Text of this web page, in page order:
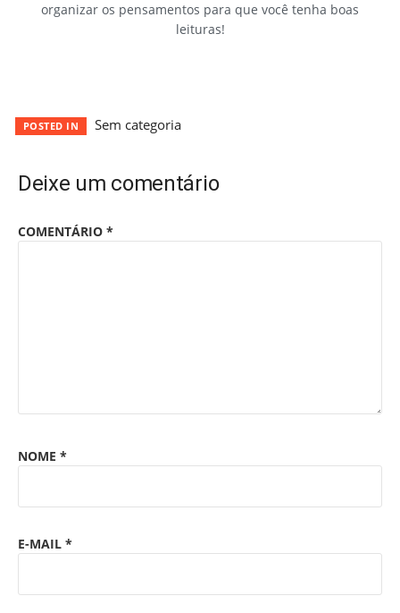
organizar os pensamentos para que você tenha boas
leituras!
POSTED IN Sem categoria
Deixe um comentário
COMENTÁRIO *
NOME *
E-MAIL *